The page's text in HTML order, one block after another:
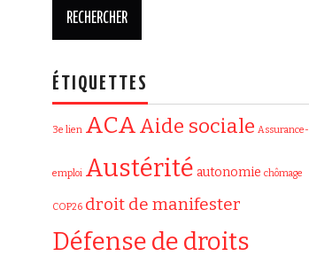
ÉTIQUETTES
3e lien ACAAide sociale Assurance-
emploi Austérité autonomie chômage
COP26 droit de manifester
Défense de droits